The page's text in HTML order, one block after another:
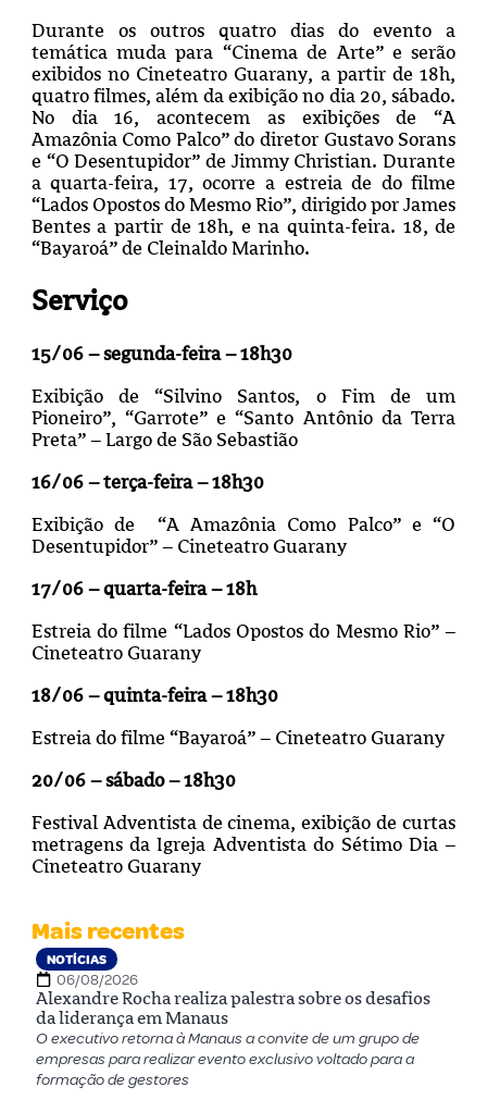
Durante os outros quatro dias do evento a
temática muda para “Cinema de Arte” e serão
exibidos no Cineteatro Guarany, a partir de 18h,
quatro filmes, além da exibição no dia 20, sábado.
No dia 16, acontecem as exibições de “A
Amazônia Como Palco” do diretor Gustavo Sorans
e “O Desentupidor” de Jimmy Christian. Durante
a quarta-feira, 17, ocorre a estreia de do filme
“Lados Opostos do Mesmo Rio”, dirigido por James
Bentes a partir de 18h, e na quinta-feira. 18, de
“Bayaroá” de Cleinaldo Marinho.
Serviço
15/06 – segunda-feira – 18h30
Exibição de “Silvino Santos, o Fim de um
Pioneiro”, “Garrote” e “Santo Antônio da Terra
Preta” – Largo de São Sebastião
16/06 – terça-feira – 18h30
Exibição de “A Amazônia Como Palco” e “O
Desentupidor” – Cineteatro Guarany
17/06 – quarta-feira – 18h
Estreia do filme “Lados Opostos do Mesmo Rio” –
Cineteatro Guarany
18/06 – quinta-feira – 18h30
Estreia do filme “Bayaroá” – Cineteatro Guarany
20/06 – sábado – 18h30
Festival Adventista de cinema, exibição de curtas
metragens da Igreja Adventista do Sétimo Dia –
Cineteatro Guarany
Mais recentes
NOTÍCIAS
06/08/2026
Alexandre Rocha realiza palestra sobre os desafios
da liderança em Manaus
O executivo retorna à Manaus a convite de um grupo de
empresas para realizar evento exclusivo voltado para a
formação de gestores